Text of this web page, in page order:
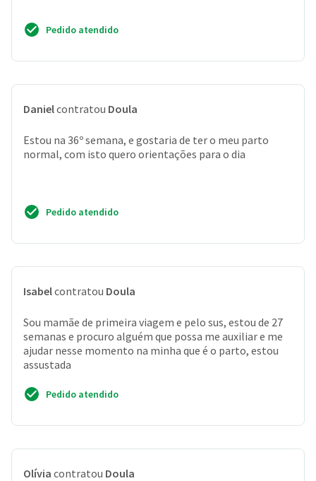
Pedido atendido
Danielcontratou Doula
Estou na 36º semana, e gostaria de ter o meu parto
normal, com isto quero orientações para o dia
Pedido atendido
Isabelcontratou Doula
Sou mamãe de primeira viagem e pelo sus, estou de 27
semanas e procuro alguém que possa me auxiliar e me
ajudar nesse momento na minha que é o parto, estou
assustada
Pedido atendido
Olívia contratou Doula